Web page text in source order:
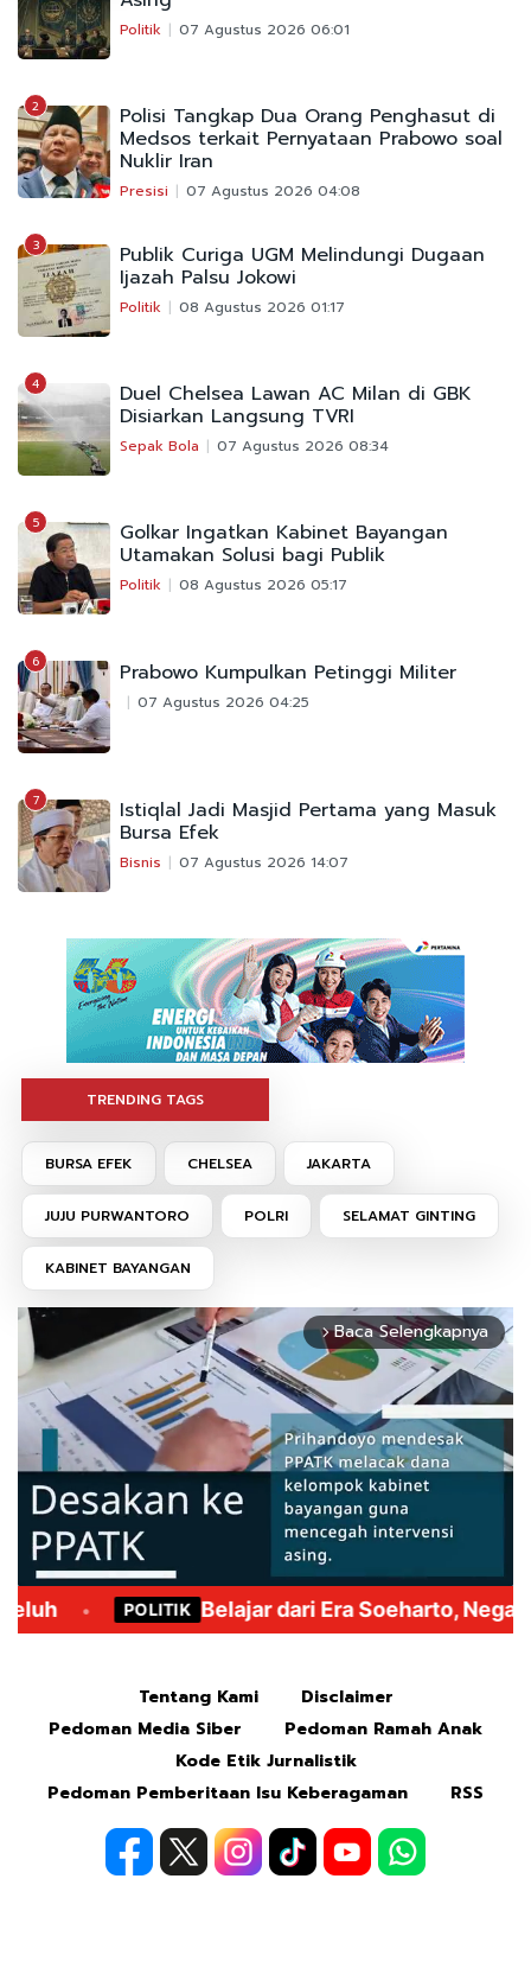
Politik 07 Agustus 2026 06:01
2 Polisi Tangkap Dua Orang Penghasut di
Medsos terkait Pernyataan Prabowo soal
Nuklir Iran
Presisi 07 Agustus 2026 04:08
3 Publik Curiga UGM Melindungi Dugaan
Ijazah Palsu Jokowi
Politik 08 Agustus 2026 01:17
4 Duel Chelsea Lawan AC Milan di GBK
Disiarkan Langsung TVRI
Sepak Bola 07 Agustus 2026 08:34
5 Golkar Ingatkan Kabinet Bayangan
Utamakan Solusi bagi Publik
Politik 08 Agustus 2026 05:17
6 Prabowo Kumpulkan Petinggi Militer
07 Agustus 2026 04:25
7 Istiqlal Jadi Masjid Pertama yang Masuk
Bursa Efek
Bisnis 07 Agustus 2026 14:07
TRENDING TAGS
BURSA EFEK CHELSEA JAKARTA
JUJU PURWANTORO POLRI SELAMAT GINTING
KABINET BAYANGAN
arrow_forward_ios Baca Selengkapnya
Tentang Kami
Disclaimer
Pedoman Media Siber
Pedoman Ramah Anak
Kode Etik Jurnalistik
Pedoman Pemberitaan Isu Keberagaman
RSS